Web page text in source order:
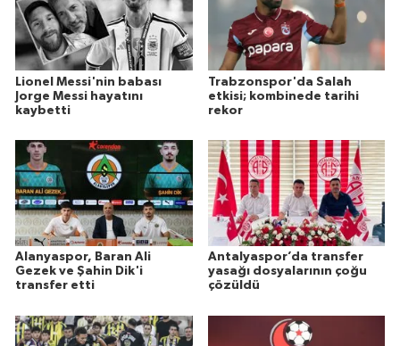
Lionel Messi'nin babası
Jorge Messi hayatını
kaybetti
Trabzonspor'da Salah
etkisi; kombinede tarihi
rekor
Alanyaspor, Baran Ali
Gezek ve Şahin Dik'i
transfer etti
Antalyaspor’da transfer
yasağı dosyalarının çoğu
çözüldü